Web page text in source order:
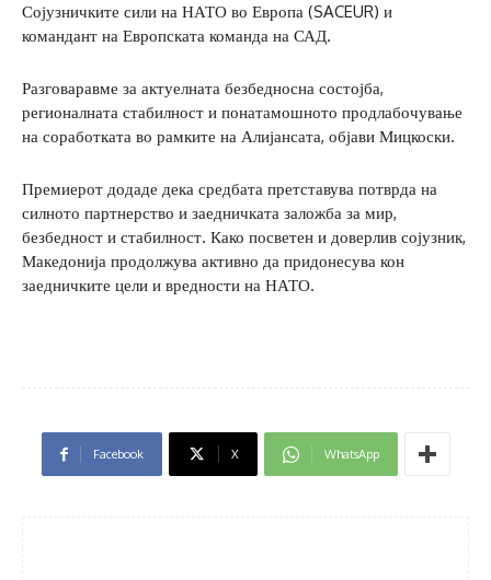
Сојузничките сили на НАТО во Европа (SACEUR) и
командант на Европската команда на САД.
Разговаравме за актуелната безбедносна состојба,
регионалната стабилност и понатамошното продлабочување
на соработката во рамките на Алијансата, објави Мицкоски.
Премиерот додаде дека средбата претставува потврда на
силното партнерство и заедничката заложба за мир,
безбедност и стабилност. Како посветен и доверлив сојузник,
Македонија продолжува активно да придонесува кон
заедничките цели и вредности на НАТО.
Facebook X WhatsApp